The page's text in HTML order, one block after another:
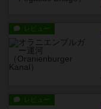
レビュー
レビュー